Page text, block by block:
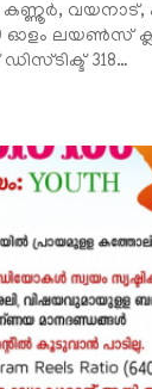
കണ്ണൂർ,
ഓളം ലയൺസ്
318…